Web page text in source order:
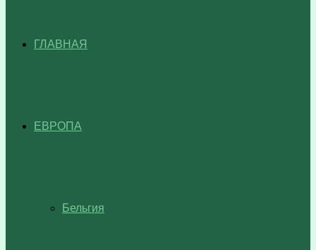
ГЛАВНАЯ
ЕВРОПА
Бельгия